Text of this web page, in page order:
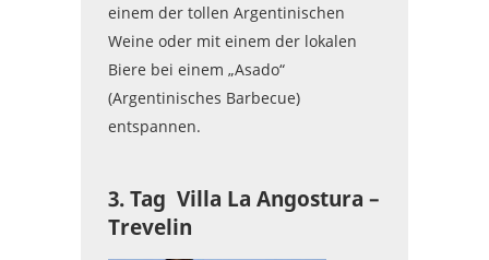
einem der tollen Argentinischen
Weine oder mit einem der lokalen
Biere bei einem „Asado“
(Argentinisches Barbecue)
entspannen.
3. Tag Villa La Angostura –
Trevelin